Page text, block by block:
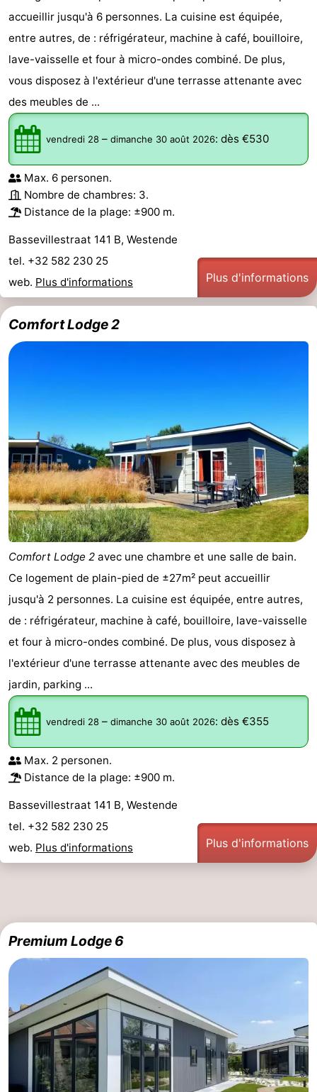
accueillir jusqu'à 6 personnes. La cuisine est équipée,
entre autres, de : réfrigérateur, machine à café, bouilloire,
lave-vaisselle et four à micro-ondes combiné. De plus,
vous disposez à l'extérieur d'une terrasse attenante avec
des meubles de ...
vendredi 28 – dimanche 30 août 2026: dès €530
Max. 6 personen.
Nombre de chambres: 3.
Distance de la plage: ±900 m.
Bassevillestraat 141 B, Westende
tel. +32 582 230 25
web. Plus d'informations Plus d'informations
Comfort Lodge 2
Comfort Lodge 2 avec une chambre et une salle de bain.
Ce logement de plain-pied de ±27m² peut accueillir
jusqu'à 2 personnes. La cuisine est équipée, entre autres,
de : réfrigérateur, machine à café, bouilloire, lave-vaisselle
et four à micro-ondes combiné. De plus, vous disposez à
l'extérieur d'une terrasse attenante avec des meubles de
jardin, parking ...
vendredi 28 – dimanche 30 août 2026: dès €355
Max. 2 personen.
Distance de la plage: ±900 m.
Bassevillestraat 141 B, Westende
tel. +32 582 230 25
web. Plus d'informations Plus d'informations
Premium Lodge 6